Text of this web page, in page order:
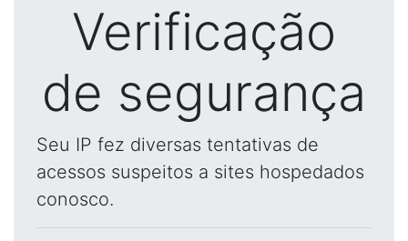
Verificação
de segurança
Seu IP fez diversas tentativas de
acessos suspeitos a sites hospedados
conosco.